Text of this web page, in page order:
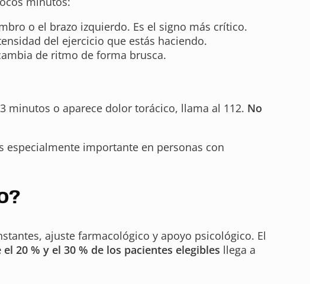
o el brazo izquierdo. Es el signo más crítico.
del ejercicio que estás haciendo.
de ritmo de forma brusca.
minutos o aparece dolor torácico, llama al 112. No
especialmente importante en personas con
ajuste farmacológico y apoyo psicológico. El
20 % y el 30 % de los pacientes elegibles llega a